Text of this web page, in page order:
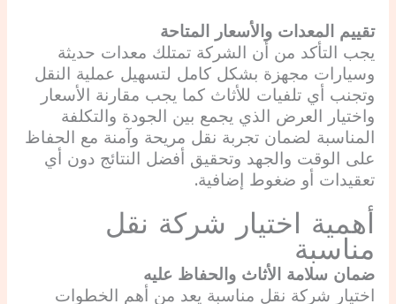
تقييم المعدات والأسعار المتاحة
يجب التأكد من أن الشركة تمتلك معدات حديثة
وسيارات مجهزة بشكل كامل لتسهيل عملية النقل
وتجنب أي تلفيات للأثاث كما يجب مقارنة الأسعار
واختيار العرض الذي يجمع بين الجودة والتكلفة
المناسبة لضمان تجربة نقل مريحة وآمنة مع الحفاظ
على الوقت والجهد وتحقيق أفضل النتائج دون أي
تعقيدات أو ضغوط إضافية.
أهمية اختيار شركة نقل
مناسبة
ضمان سلامة الأثاث والحفاظ عليه
اختيار شركة نقل مناسبة يعد من أهم الخطوات